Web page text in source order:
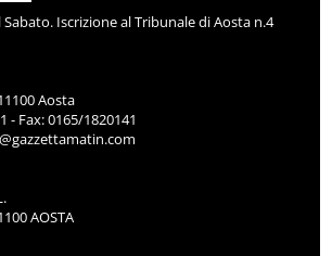
Iscrizione al Tribunale di Aosta n.4
Aosta
- Fax: 0165/1820141
AOSTA